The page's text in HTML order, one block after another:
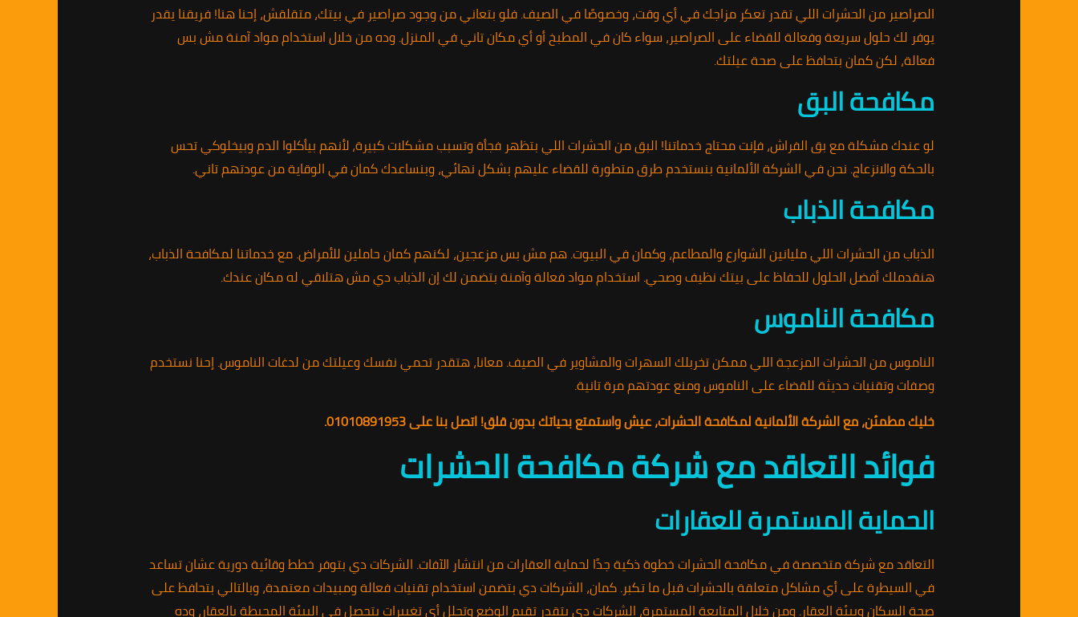
الصراصير من الحشرات اللي تقدر تعكر مزاجك في أي وقت، وخصوصًا في الصيف. فلو بتعاني من وجود صراصير في بيتك، متقلقش، إحنا هنا! فريقنا يقدر
يوفر لك حلول سريعة وفعالة للقضاء على الصراصير، سواء كان في المطبخ أو أي مكان تاني في المنزل. وده من خلال استخدام مواد آمنة مش بس
فعالة، لكن كمان بتحافظ على صحة عيلتك.
مكافحة البق
لو عندك مشكلة مع بق الفراش، فإنت محتاج خدماتنا! البق من الحشرات اللي بتظهر فجأة وتسبب مشكلات كبيرة، لأنهم بيأكلوا الدم وبيخلوكي تحس
بالحكة والانزعاج. نحن في الشركة الألمانية بنستخدم طرق متطورة للقضاء عليهم بشكل نهائي، وبنساعدك كمان في الوقاية من عودتهم تاني.
مكافحة الذباب
الذباب من الحشرات اللي مليانين الشوارع والمطاعم، وكمان في البيوت. هم مش بس مزعجين، لكنهم كمان حاملين للأمراض. مع خدماتنا لمكافحة الذباب،
هنقدملك أفضل الحلول للحفاظ على بيتك نظيف وصحي. استخدام مواد فعالة وآمنة بتضمن لك إن الذباب دي مش هتلاقي له مكان عندك.
مكافحة الناموس
الناموس من الحشرات المزعجة اللي ممكن تخربلك السهرات والمشاوير في الصيف. معانا، هتقدر تحمي نفسك وعيلتك من لدغات الناموس. إحنا نستخدم
وصفات وتقنيات حديثة للقضاء على الناموس ومنع عودتهم مرة تانية.
خليك مطمئن، مع الشركة الألمانية لمكافحة الحشرات، عيش واستمتع بحياتك بدون قلق! اتصل بنا على 01010891953.
فوائد التعاقد مع شركة مكافحة الحشرات
الحماية المستمرة للعقارات
التعاقد مع شركة متخصصة في مكافحة الحشرات خطوة ذكية جدًا لحماية العقارات من انتشار الآفات. الشركات دي بتوفر خطط وقائية دورية عشان تساعد
في السيطرة على أي مشاكل متعلقة بالحشرات قبل ما تكبر. كمان، الشركات دي بتضمن استخدام تقنيات فعالة ومبيدات معتمدة، وبالتالي بتحافظ على
صحة السكان وبيئة العقار. ومن خلال المتابعة المستمرة، الشركات دي بتقدر تقيم الوضع وتحلل أي تغييرات بتحصل في البيئة المحيطة بالعقار، وده